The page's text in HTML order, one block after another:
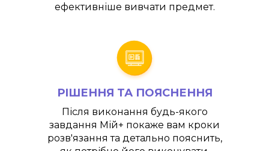
ефективніше вивчати предмет.
РІШЕННЯ ТА ПОЯСНЕННЯ
Після виконання будь-якого
завдання Мій+ покаже вам кроки
розв'язання та детально пояснить,